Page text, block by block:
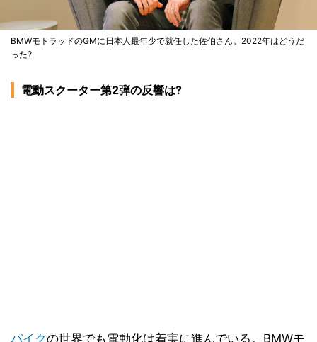
BMWモトラッドのGMに日本人最年少で就任した佐伯さん。2022年はどうだ
った?
電動スクーター第2弾の反響は?
バイクの世界でも電動化は着実に進んでいる。BMWモ